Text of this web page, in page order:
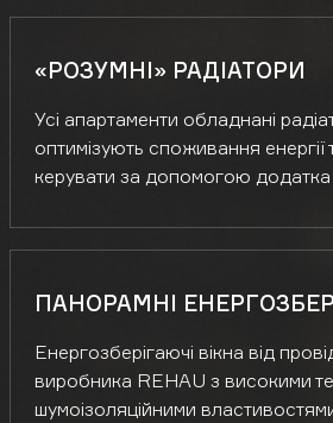
«РОЗУМНІ» РАДІАТОРИ
Усі апартаменти обладнані
оптимізують споживання
керувати за допомогою
ПАНОРАМНІ
Енергозберігаючі вікна від
виробника REHAU з високими
шумоізоляційними